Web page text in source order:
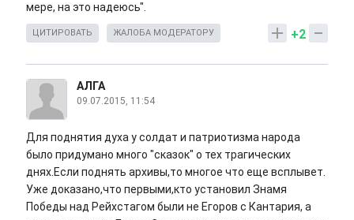
мере, на это надеюсь".
+2
ЦИТИРОВАТЬ ЖАЛОБА МОДЕРАТОРУ
АЛГА
09.07.2015, 11:54
Для поднятия духа у солдат и патриотизма народа
было придумано много "сказок" о тех трагических
днях.Если поднять архивы,то многое что еще всплывет.
Уже доказано,что первыми,кто установил Знамя
Победы над Рейхстагом были не Егоров с Кантария, а